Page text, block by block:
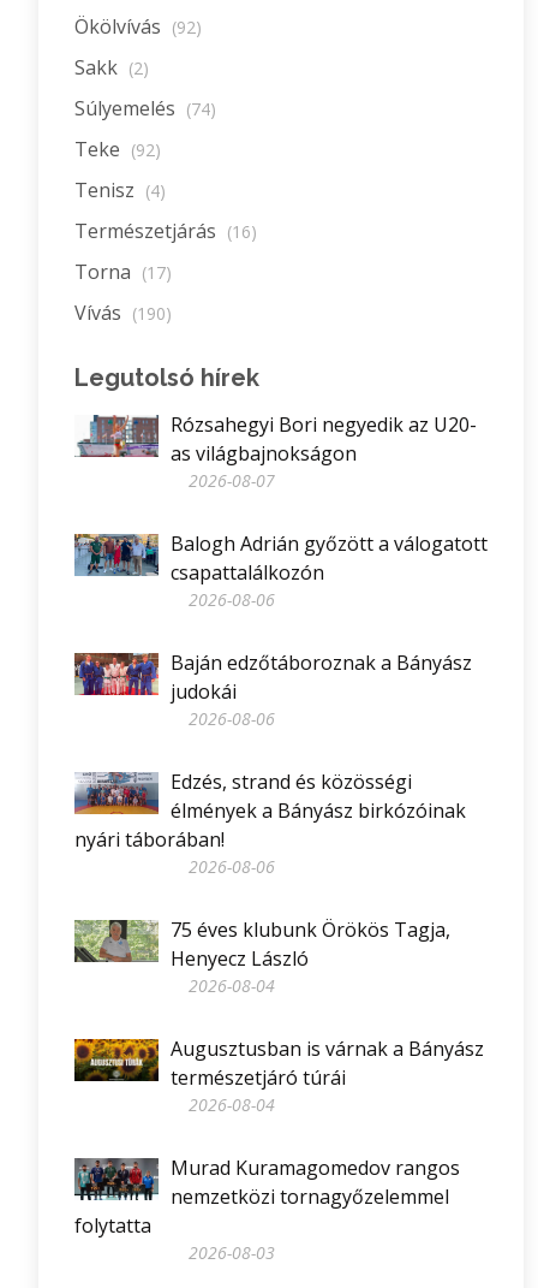
Ökölvívás (92)
Sakk (2)
Súlyemelés (74)
Teke (92)
Tenisz (4)
Természetjárás (16)
Torna (17)
Vívás (190)
Legutolsó hírek
Rózsahegyi Bori negyedik az U20-
as világbajnokságon
2026-08-07
Balogh Adrián győzött a válogatott
csapattalálkozón
2026-08-06
Baján edzőtáboroznak a Bányász
judokái
2026-08-06
Edzés, strand és közösségi
élmények a Bányász birkózóinak
nyári táborában!
2026-08-06
75 éves klubunk Örökös Tagja,
Henyecz László
2026-08-04
Augusztusban is várnak a Bányász
természetjáró túrái
2026-08-04
Murad Kuramagomedov rangos
nemzetközi tornagyőzelemmel
folytatta
2026-08-03